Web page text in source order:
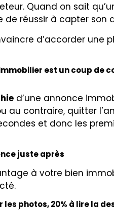
Quand on sait
de réussir à capter son
d’accorder une
est un coup de
d’une annonce
contraire, quitter
et donc les
juste après
à votre bien
photos, 20% à lire la